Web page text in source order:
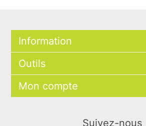
Information
Outils
Mon compte
Suivez-nous